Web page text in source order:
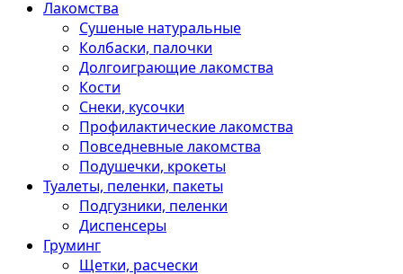
Лакомства
Сушеные натуральные
Колбаски, палочки
Долгоиграющие лакомства
Кости
Снеки, кусочки
Профилактические лакомства
Повседневные лакомства
Подушечки, крокеты
Туалеты, пеленки, пакеты
Подгузники, пеленки
Диспенсеры
Груминг
Щетки, расчески